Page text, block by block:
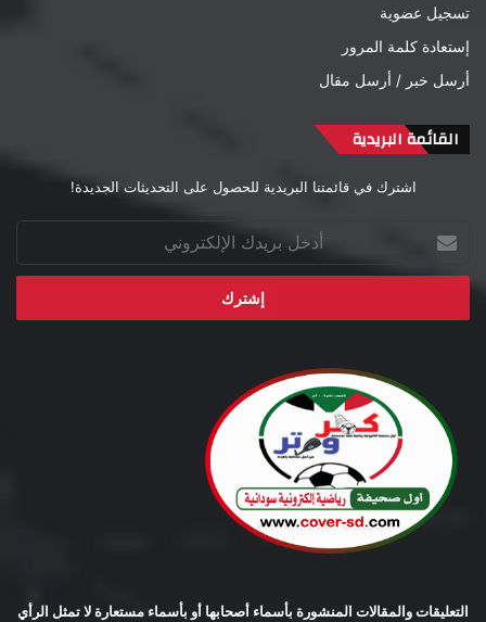
تسجيل عضوية
إستعادة كلمة المرور
أرسل خبر / أرسل مقال
القائمة البريدية
اشترك في قائمتنا البريدية للحصول على التحديثات الجديدة!
بريدك
الإلكتروني
التعليقات والمقالات المنشورة بأسماء أصحابها أو بأسماء مستعارة لا تمثل الرأي